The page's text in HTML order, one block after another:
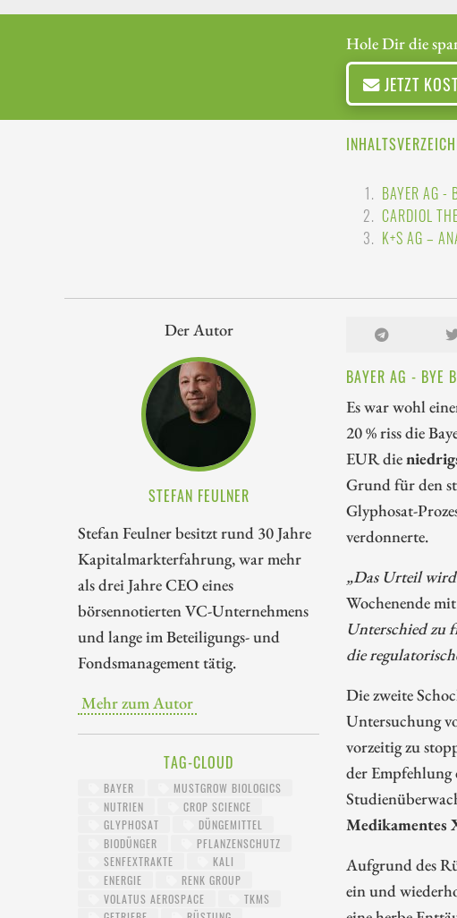
Hole Dir die
JETZT
BAYER AG -
CARDIOL
K+S AG –
Der Autor
STEFAN FEULNER
Stefan Feulner besitzt rund 30 Jahre
Kapitalmarkterfahrung, war mehr
als drei Jahre CEO eines
börsennotierten VC-Unternehmens
und lange im Beteiligungs- und
Fondsmanagement tätig.
Mehr zum Autor
TAG-CLOUD
BAYER
MUSTGROW BIOLOGICS
NUTRIEN
CROP SCIENCE
GLYPHOSAT
DÜNGEMITTEL
BIODÜNGER
PFLANZENSCHUTZ
SENFEXTRAKTE
KALI
ENERGIE
RENK GROUP
VOLATUS AEROSPACE
TKMS
BAYER AG - BYE
Es war wohl
20 % riss die
EUR die
Grund für den
Glyphosat-
verdonnerte.
„Das Urteil wird
Wochenende
Unterschied zu
die
Die zweite
Untersuchung
vorzeitig zu
der
Medikamentes
Aufgrund des
ein und